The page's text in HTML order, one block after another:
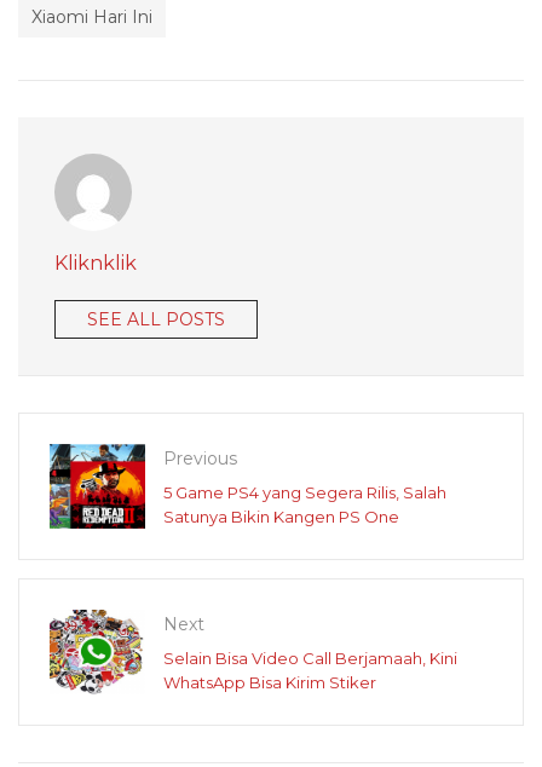
Xiaomi Hari Ini
Kliknklik
SEE ALL POSTS
Previous
5 Game PS4 yang Segera Rilis, Salah
Satunya Bikin Kangen PS One
Next
Selain Bisa Video Call Berjamaah, Kini
WhatsApp Bisa Kirim Stiker